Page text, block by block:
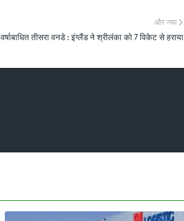
और नया
वर्षाबाधित तीसरा वनडे : इंग्लैंड ने श्रीलंका को 7 विकेट से हराया